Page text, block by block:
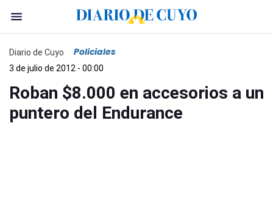
Diario de Cuyo Policiales
3 de julio de 2012 - 00:00
Roban $8.000 en accesorios a un
puntero del Endurance